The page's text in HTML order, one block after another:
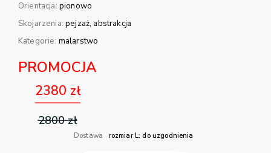
Orientacja: pionowo
Skojarzenia:pejzaż abstrakcja
Kategorie: malarstwo
PROMOCJA
2380 zł
2800 zł
Dostawa rozmiar L: do uzgodnienia